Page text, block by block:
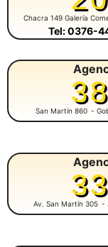
Chacra 149 Galería
Tel: 0376-
San Martín 860 -
Av. San Martín 305 -